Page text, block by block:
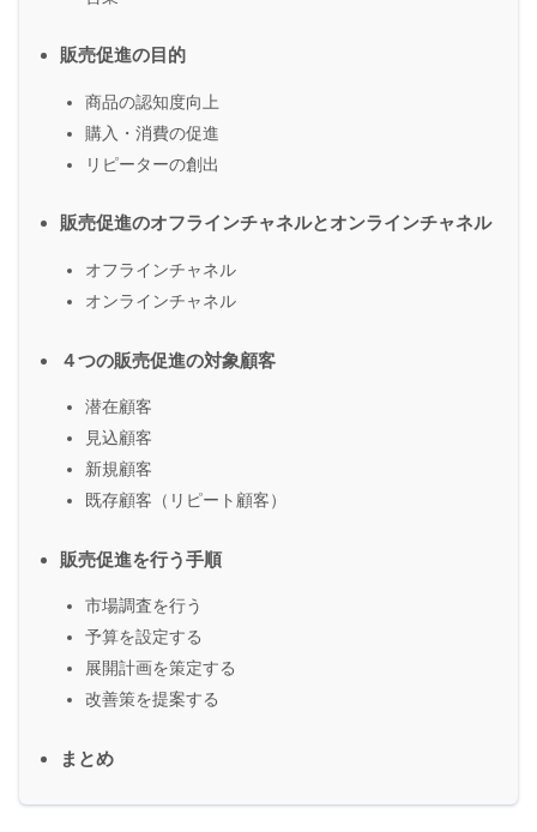
販売促進の目的
商品の認知度向上
購入・消費の促進
リピーターの創出
販売促進のオフラインチャネルとオンラインチャネル
オフラインチャネル
オンラインチャネル
４つの販売促進の対象顧客
潜在顧客
見込顧客
新規顧客
既存顧客（リピート顧客）
販売促進を行う手順
市場調査を行う
予算を設定する
展開計画を策定する
改善策を提案する
まとめ